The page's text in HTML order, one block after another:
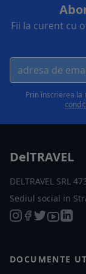
Fii la curent cu
Prin înscrierea la
DelTRAVEL
DELTRAVEL SRL
Sediul social in
DOCUMENTE